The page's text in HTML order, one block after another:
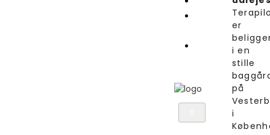
Behandler
er
i en
stille
på
i